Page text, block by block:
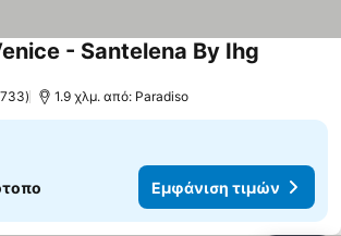
- Santelena By Ihg
1.9 χλμ. από: Paradiso
Εμφάνιση τιμών